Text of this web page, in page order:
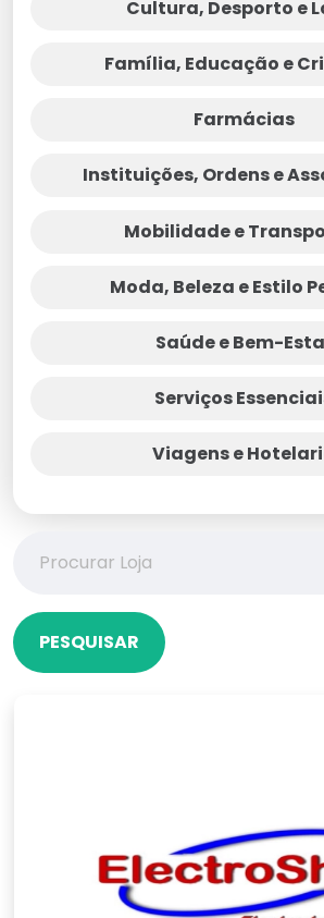
Cultura, Desporto e
Família, Educação e
Farmácias
Instituições, Ordens e
Mobilidade e
Moda, Beleza e Estilo
Saúde e Bem-
Serviços
Viagens e
PESQUISAR